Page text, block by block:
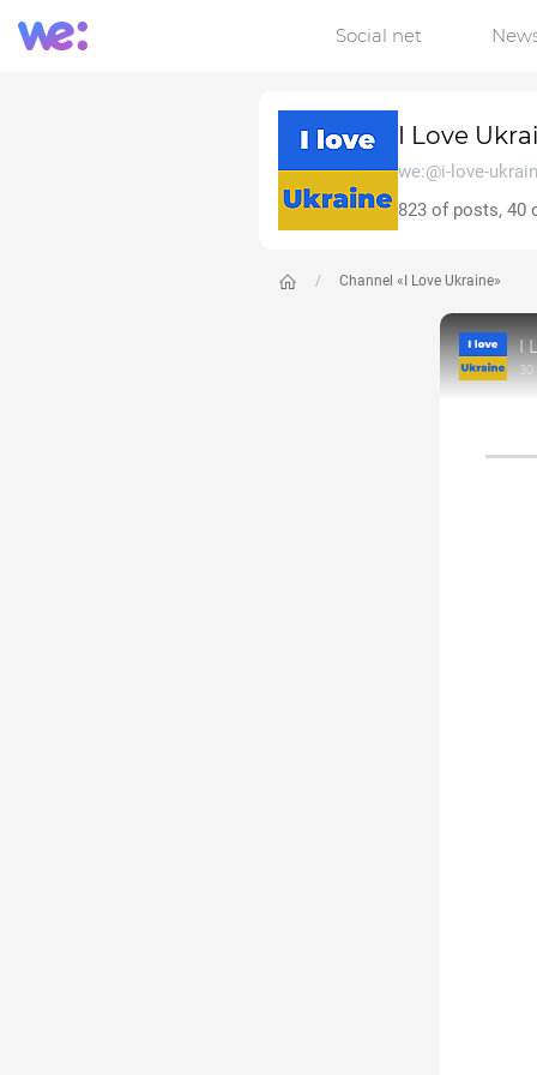
Social net
I Love
we:@i-love-
823 of posts, 40
Channel «I Love Ukraine»
I
30